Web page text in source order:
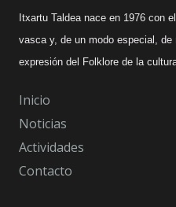
Itxartu Taldea nace en 1976 con
vasca y, de un modo especial, de
expresión del Folklore de la
Inicio
Noticias
Actividades
Contacto